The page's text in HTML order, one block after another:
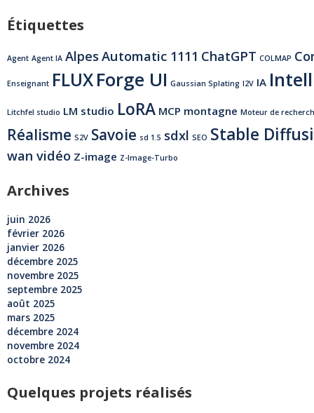
Étiquettes
Agent Agent IA AlpesAutomatic 1111 ChatGPT COLMAP
Enseignant FLUXForge UI Gaussian Splating I2V IA
Litchfel studio LM studio LoRA MCP montagne Moteur de
Réalisme S2V Savoie sd 1.5 sdxl SEO Stable
wan vidéo Z-image Z-Image-Turbo
Archives
juin 2026
février 2026
janvier 2026
décembre 2025
novembre 2025
septembre 2025
août 2025
mars 2025
décembre 2024
novembre 2024
octobre 2024
Quelques projets réalisés